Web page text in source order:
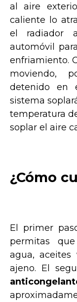
al aire
caliente lo
el radiador
automóvil
enfriamiento.
moviendo,
detenido en
sistema
temperatura
soplar el aire
¿Cómo
El primer
permitas
agua,
ajeno. El